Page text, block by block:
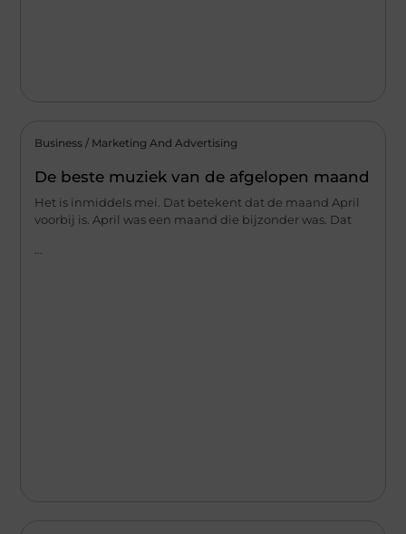
Business / Marketing And Advertising
De beste muziek van de afgelopen maand
Het is inmiddels mei. Dat betekent dat de maand April
voorbij is. April was een maand die bijzonder was. Dat